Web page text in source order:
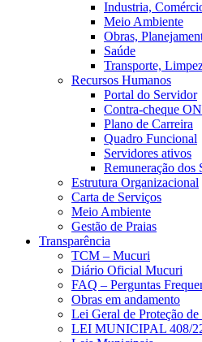
Industria,
Meio Ambiente
Obras,
Saúde
Transporte,
Recursos Humanos
Portal do Servidor
Contra-cheque
Plano de Carreira
Quadro Funcional
Servidores ativos
Remuneração dos
Estrutura Organizacional
Carta de Serviços
Meio Ambiente
Gestão de Praias
Transparência
TCM – Mucuri
Diário Oficial Mucuri
FAQ – Perguntas
Obras em andamento
Lei Geral de Proteção
LEI MUNICIPAL 408/